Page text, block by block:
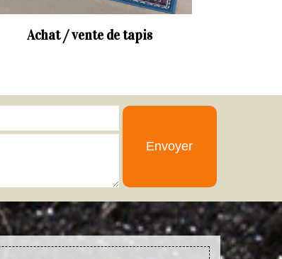
Achat / vente de tapis